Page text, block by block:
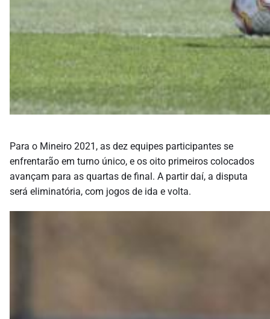
Para o Mineiro 2021, as dez equipes participantes se
enfrentarão em turno único, e os oito primeiros colocados
avançam para as quartas de final. A partir daí, a disputa
será eliminatória, com jogos de ida e volta.